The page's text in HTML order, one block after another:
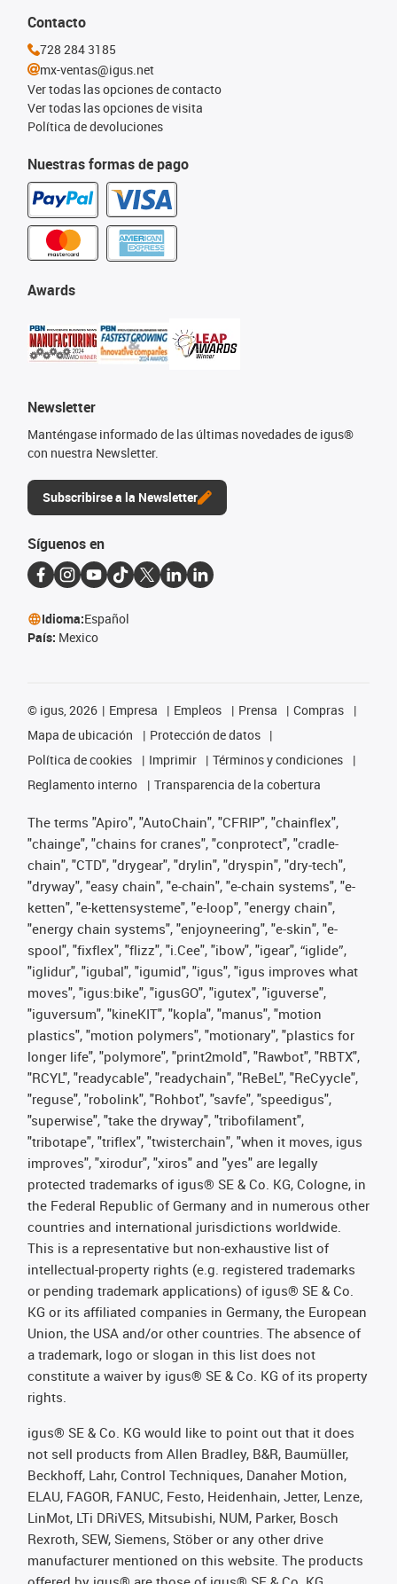
Nuestras formas de pago
Awards
Newsletter
Manténgase informado de las últimas novedades de igus®
con nuestra Newsletter.
Subscribirse a la Newsletter
Contacto
728 284 3185
mx-ventas@igus.net
Ver todas las opciones de contacto
Ver todas las opciones de visita
Política de devoluciones
Síguenos en
Idioma:Español
País: Mexico
© igus, 2026 Empresa Empleos Prensa
Compras
Mapa de ubicación
Protección de datos
Política de cookies
Imprimir
Términos y condiciones
Reglamento interno
Transparencia de la cobertura
The terms "Apiro", "AutoChain", "CFRIP", "chainflex",
"chainge", "chains for cranes", "conprotect", "cradle-
chain", "CTD", "drygear", "drylin", "dryspin", "dry-tech",
"dryway", "easy chain", "e-chain", "e-chain systems", "e-
ketten", "e-kettensysteme", "e-loop", "energy chain",
"energy chain systems", "enjoyneering", "e-skin", "e-
spool", "fixflex", "flizz", "i.Cee", "ibow", "igear", “iglide”,
"iglidur", "igubal", "igumid", "igus", "igus improves what
moves", "igus:bike", "igusGO", "igutex", "iguverse",
"iguversum", "kineKIT", "kopla", "manus", "motion
plastics", "motion polymers", "motionary", "plastics for
longer life", "polymore", "print2mold", "Rawbot", "RBTX",
"RCYL", "readycable", "readychain", "ReBeL", "ReCyycle",
"reguse", "robolink", "Rohbot", "savfe", "speedigus",
"superwise", "take the dryway", "tribofilament",
"tribotape", "triflex", "twisterchain", "when it moves, igus
improves", "xirodur", "xiros" and "yes" are legally
protected trademarks of igus® SE & Co. KG, Cologne, in
the Federal Republic of Germany and in numerous other
countries and international jurisdictions worldwide.
This is a representative but non-exhaustive list of
intellectual-property rights (e.g. registered trademarks
or pending trademark applications) of igus® SE & Co.
KG or its affiliated companies in Germany, the European
Union, the USA and/or other countries. The absence of
a trademark, logo or slogan in this list does not
constitute a waiver by igus® SE & Co. KG of its property
rights.
igus® SE & Co. KG would like to point out that it does
not sell products from Allen Bradley, B&R, Baumüller,
Beckhoff, Lahr, Control Techniques, Danaher Motion,
ELAU, FAGOR, FANUC, Festo, Heidenhain, Jetter, Lenze,
LinMot, LTi DRiVES, Mitsubishi, NUM, Parker, Bosch
Rexroth, SEW, Siemens, Stöber or any other drive
manufacturer mentioned on this website. The products